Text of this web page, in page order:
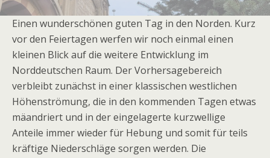
Einen wunderschönen guten Tag in den Norden. Kurz
vor den Feiertagen werfen wir noch einmal einen
kleinen Blick auf die weitere Entwicklung im
Norddeutschen Raum. Der Vorhersagebereich
verbleibt zunächst in einer klassischen westlichen
Höhenströmung, die in den kommenden Tagen etwas
mäandriert und in der eingelagerte kurzwellige
Anteile immer wieder für Hebung und somit für teils
kräftige Niederschläge sorgen werden. Die